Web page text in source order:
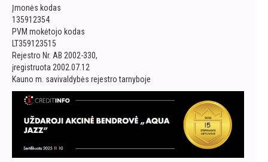
Įmonės kodas
135912354
PVM mokėtojo kodas
LT359123515
Rejestro Nr. AB 2002-330,
įregistruota 2002.07.12
Kauno m. savivaldybės rejestro tarnyboje